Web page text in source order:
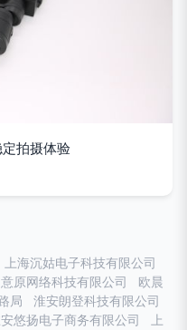
拍摄体验
上海沉姑电子科技有限公司
原网络科技有限公司
欧晨
局
淮安朗登科技有限公司
悠扬电子商务有限公司
上